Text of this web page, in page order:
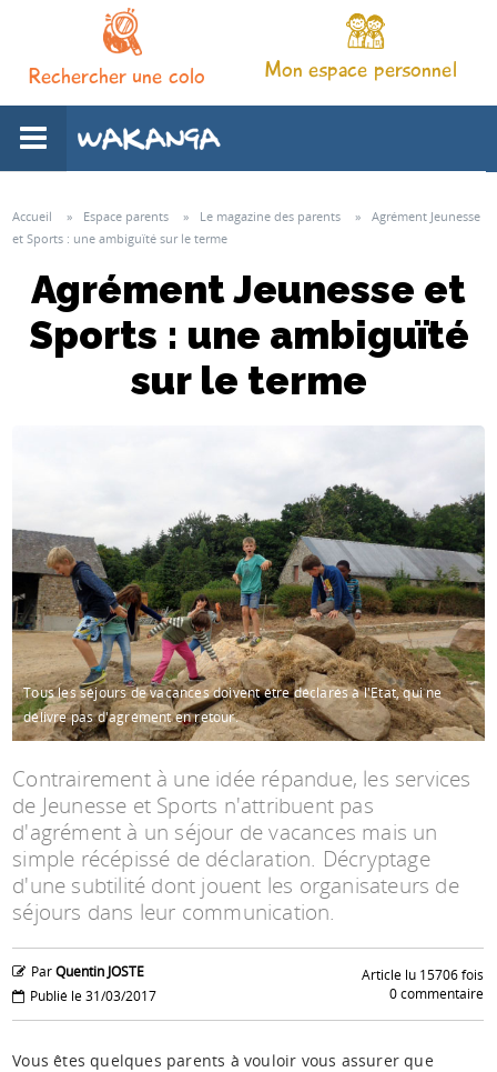
Rechercher une colo Mon espace personnel
Nos séjours
Notre pédagogie
Espace anims
Accueil » Espace parents » Le magazine des parents »
Agrément Jeunesse
et Sports : une ambiguïté sur le terme
Agrément Jeunesse et
Sports : une ambiguïté
sur le terme
Tous les séjours de vacances doivent être déclarés à l'Etat, qui ne
délivre pas d'agrément en retour.
Contrairement à une idée répandue, les services
de Jeunesse et Sports n'attribuent pas
d'agrément à un séjour de vacances mais un
simple récépissé de déclaration. Décryptage
d'une subtilité dont jouent les organisateurs de
séjours dans leur communication.
ParQuentin JOSTE
Publié le 31/03/2017
Article lu 15706 fois
0 commentaire
Vous êtes quelques parents à vouloir vous assurer que